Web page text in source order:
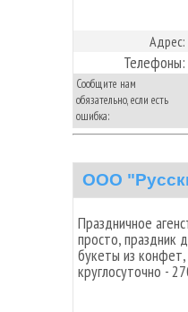
Адрес:
Телефоны:
Сообщите нам
обязательно, если есть
ошибка:
ООО
Праздничное
просто, праздник
букеты из
круглосуточно -